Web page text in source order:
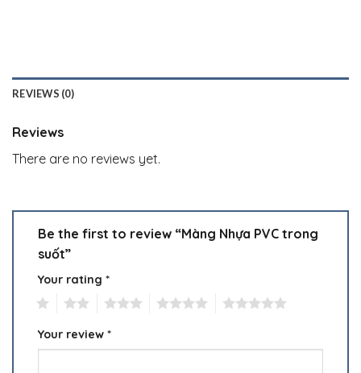
REVIEWS (0)
Reviews
There are no reviews yet.
Be the first to review “Màng Nhựa PVC trong
suốt”
Your rating *
Your review *